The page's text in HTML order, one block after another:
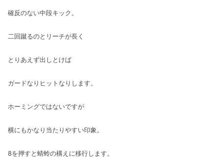
確反のない中段キック。
二回蹴るのとリーチが長く
とりあえず出しとけば
ガードなりヒットなりします。
ホーミングではないですが
横にもかなり当たりやすい印象。
8を押すと蜻蛉の構えに移行します。